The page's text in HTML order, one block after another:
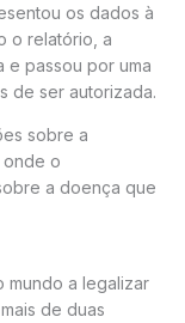
os dados à
o relatório, a
e passou por uma
de ser autorizada.
sobre a
onde o
a doença que
mundo a legalizar
de duas